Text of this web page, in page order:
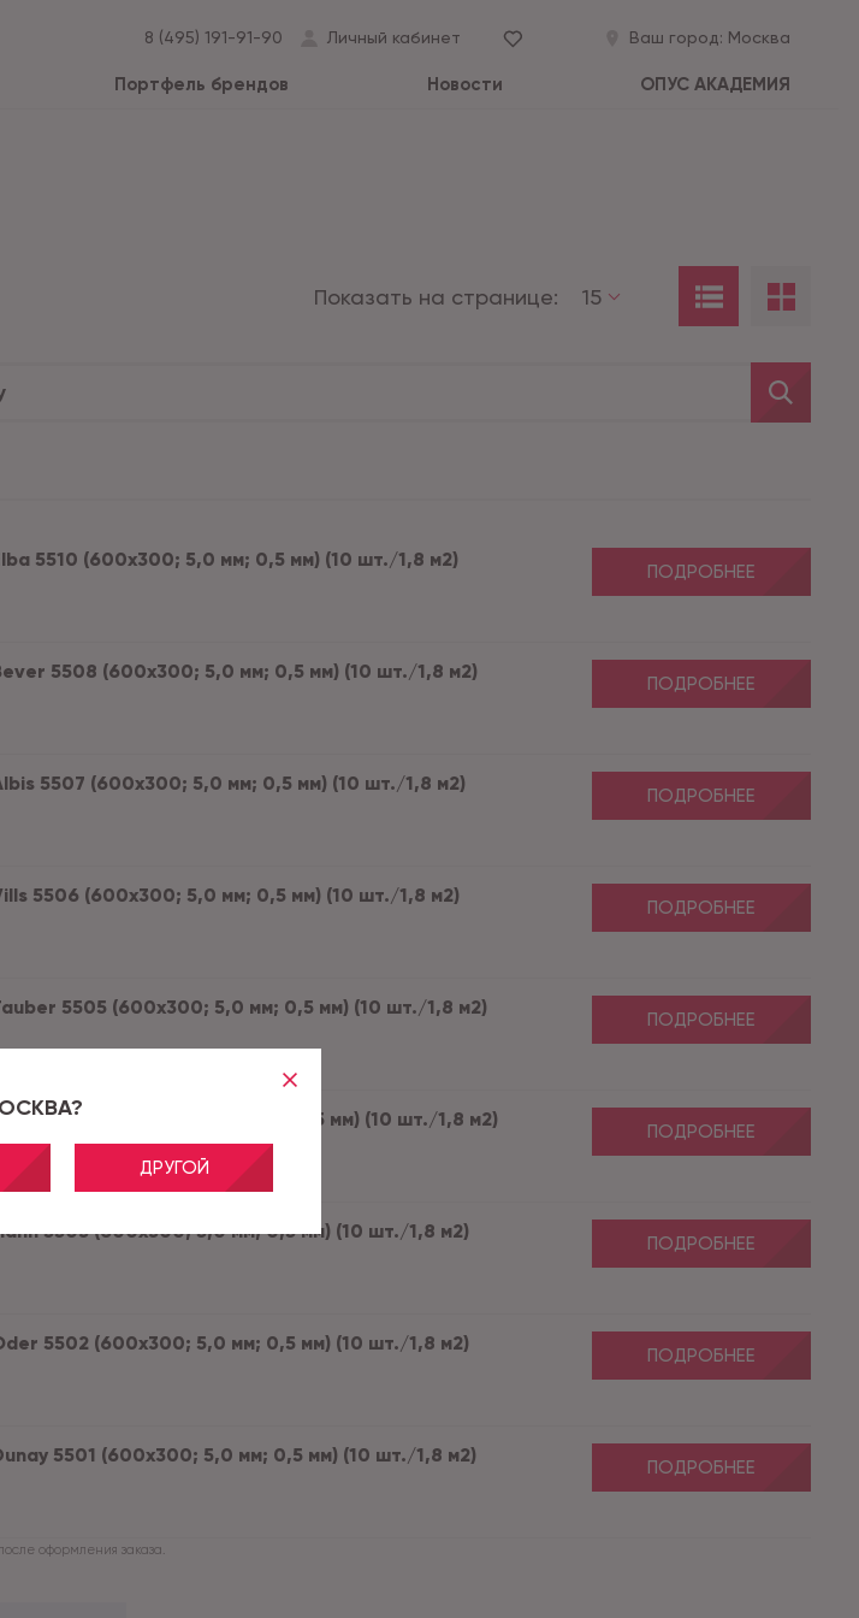
ДРУГОЙ
8 (495) 191-91-90 Личный кабинет Ваш город: Москва
Портфель брендов Новости ОПУС АКАДЕМИЯ
Показать на странице: 15
5510 (600х300; 5,0 мм; 0,5 мм) (10 шт./1,8 м2)
ПОДРОБНЕЕ
5508 (600х300; 5,0 мм; 0,5 мм) (10 шт./1,8 м2)
ПОДРОБНЕЕ
5507 (600х300; 5,0 мм; 0,5 мм) (10 шт./1,8 м2)
ПОДРОБНЕЕ
5506 (600х300; 5,0 мм; 0,5 мм) (10 шт./1,8 м2)
ПОДРОБНЕЕ
5505 (600х300; 5,0 мм; 0,5 мм) (10 шт./1,8 м2)
ПОДРОБНЕЕ
5504 (600х300; 5,0 мм; 0,5 мм) (10 шт./1,8 м2)
ПОДРОБНЕЕ
5503 (600х300; 5,0 мм; 0,5 мм) (10 шт./1,8 м2)
ПОДРОБНЕЕ
5502 (600х300; 5,0 мм; 0,5 мм) (10 шт./1,8 м2)
ПОДРОБНЕЕ
5501 (600х300; 5,0 мм; 0,5 мм) (10 шт./1,8 м2)
ПОДРОБНЕЕ
оформления заказа.